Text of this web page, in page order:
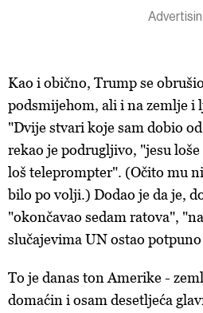
Kao i obično, Trump se
podsmijehom, ali i na zemlje i
"Dvije stvari koje sam dobio
rekao je podrugljivo, "jesu
loš teleprompter". (Očito mu
bilo po volji.) Dodao je da je,
"okončavao sedam ratova",
slučajevima UN ostao
To je danas ton Amerike -
domaćin i osam desetljeća